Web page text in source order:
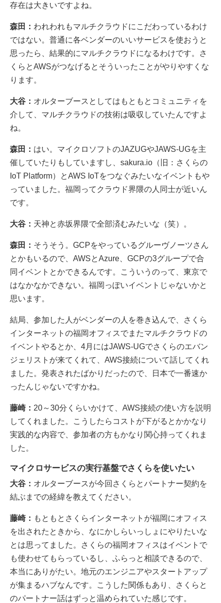
存在は大きいですよね。
森田： われわれもマルチクラウドにこだわっているわけ
ではない。普通に各ベンダーのいいサービスを使おうと
思ったら、結果的にマルチクラウドになるわけです。さ
くらとAWSがつなげるとそういったことがやりやすくな
ります。
大谷： オルターブースとしてはもともとコミュニティを
介して、マルチクラウドの技術は吸収していたんですよ
ね。
森田： はい。マイクロソフトのJAZUGやJAWS-UGを主
催していたりもしていますし、sakura.io（旧：さくらの
IoT Platform）とAWS IoTをつなぐみたいなイベントもや
っていました。福岡ってクラウド界隈の人同士が近いん
です。
大谷： 天神と赤坂界隈で全部済むみたいな（笑）。
森田： そうそう。GCPをやっているグルーヴノーツさん
とかもいるので、AWSとAzure、GCPの3グループで合
同イベントとかできるんです。こういうのって、東京で
はなかなかできない。福岡っぽいイベントじゃないかと
思います。
結局、参加した人がベンダーの人を巻き込んで、さくら
インターネットの福岡オフィスでまたマルチクラウドの
イベントやるとか、4月にはJAWS-UGでさくらのエバン
ジェリストが来てくれて、AWS接続について話してくれ
ました。発表されたばかりだったので、日本で一番速か
ったんじゃないですかね。
藤崎： 20～30分くらいかけて、AWS接続の使い方を説明
してくれました。こうしたらコストが下がるとかかなり
実践的な内容で、参加者の方もかなり関心持ってくれま
した。
マイクロサービスの実行基盤でさくらを使いたい
大谷： オルターブースが今回さくらとパートナー契約を
結ぶまでの経緯を教えてください。
藤崎： もともとさくらインターネットが福岡にオフィス
を出されたときから、なにかしらいっしょにやりたいな
とは思ってました。さくらの福岡オフィスはイベントで
も使わせてもらっているし、ふらっと相談できるので、
本当にありがたい。地元のエンジニアやスタートアップ
が集まるハブなんです。こうした関係もあり、さくらと
のパートナー話はずっと温められていた感じです。